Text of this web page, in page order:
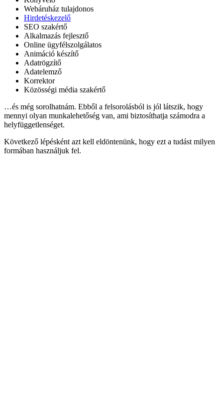
Webáruház tulajdonos
Hirdetéskezelő
SEO szakértő
Alkalmazás fejlesztő
Online ügyfélszolgálatos
Animáció készítő
Adatrögzítő
Adatelemző
Korrektor
Közösségi média szakértő
…és még sorolhatnám. Ebből a felsorolásból is jól látszik, hogy
mennyi olyan munkalehetőség van, ami biztosíthatja számodra a
helyfüggetlenséget.
Következő lépésként azt kell eldöntenünk, hogy ezt a tudást milyen
formában használjuk fel.